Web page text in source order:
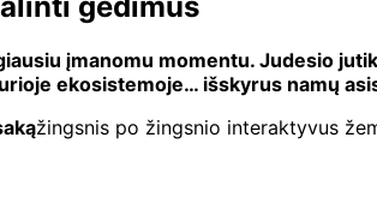
įmanomu momentu. Judesio
ekosistemoje… išskyrus namų
žingsnis po žingsnio interaktyvus